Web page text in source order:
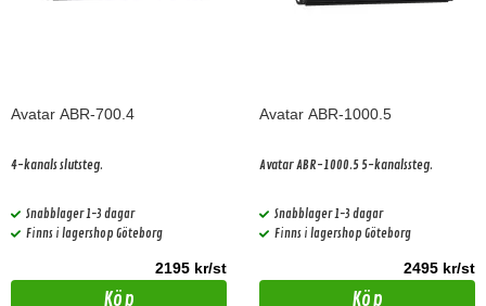
Avatar ABR-700.4
4-kanals slutsteg.
Snabblager 1-3 dagar
Finns i lagershop Göteborg
2195 kr/st
Köp
Avatar ABR-1000.5
Avatar ABR-1000.5 5-kanalssteg.
Snabblager 1-3 dagar
Finns i lagershop Göteborg
2495 kr/st
Köp